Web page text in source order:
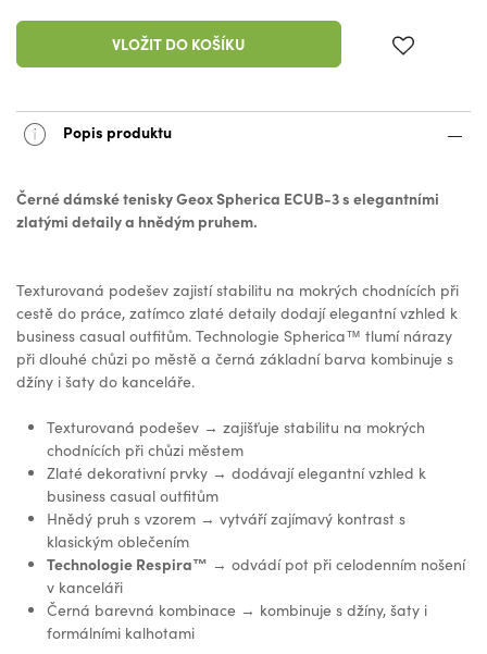
VLOŽIT DO KOŠÍKU
Popis produktu
Černé dámské tenisky Geox Spherica ECUB-3 s elegantními
zlatými detaily a hnědým pruhem.
Texturovaná podešev zajistí stabilitu na mokrých chodnících při
cestě do práce, zatímco zlaté detaily dodají elegantní vzhled k
business casual outfitům. Technologie Spherica™ tlumí nárazy
při dlouhé chůzi po městě a černá základní barva kombinuje s
džíny i šaty do kanceláře.
Texturovaná podešev → zajišťuje stabilitu na mokrých
chodnících při chůzi městem
Zlaté dekorativní prvky → dodávají elegantní vzhled k
business casual outfitům
Hnědý pruh s vzorem → vytváří zajímavý kontrast s
klasickým oblečením
Technologie Respira™️ → odvádí pot při celodenním nošení
v kanceláři
Černá barevná kombinace → kombinuje s džíny, šaty i
formálními kalhotami